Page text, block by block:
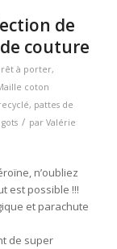
de
couture
à porter,
coton
, pattes de
/ par Valérie
n’oubliez
est possible !!!
et parachute
de super